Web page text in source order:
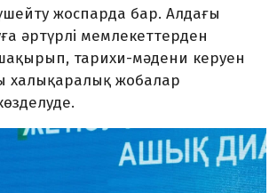
жоспарда бар. Алдағы
әртүрлі мемлекеттерден
тарихи-мәдени керуен
халықаралық жобалар